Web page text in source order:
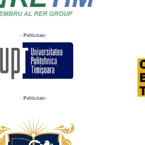
- Publicitate-
- Publicitate-